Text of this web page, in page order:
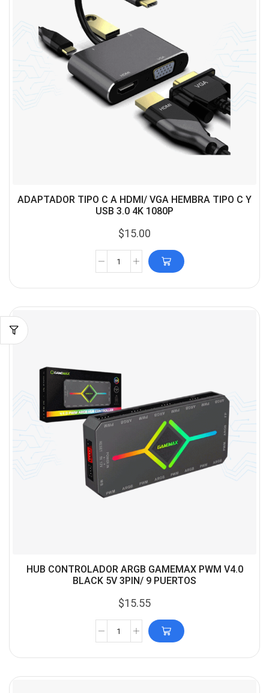
ADAPTADOR TIPO C A HDMI/ VGA HEMBRA TIPO C Y
USB 3.0 4K 1080P
$15.00
HUB CONTROLADOR ARGB GAMEMAX PWM V4.0
BLACK 5V 3PIN/ 9 PUERTOS
$15.55